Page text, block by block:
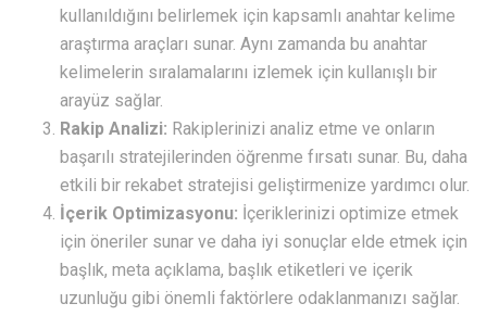
kullanıldığını belirlemek için kapsamlı anahtar kelime
araştırma araçları sunar. Aynı zamanda bu anahtar
kelimelerin sıralamalarını izlemek için kullanışlı bir
arayüz sağlar.
Rakip Analizi: Rakiplerinizi analiz etme ve onların
başarılı stratejilerinden öğrenme fırsatı sunar. Bu, daha
etkili bir rekabet stratejisi geliştirmenize yardımcı olur.
İçerik Optimizasyonu: İçeriklerinizi optimize etmek
için öneriler sunar ve daha iyi sonuçlar elde etmek için
başlık, meta açıklama, başlık etiketleri ve içerik
uzunluğu gibi önemli faktörlere odaklanmanızı sağlar.